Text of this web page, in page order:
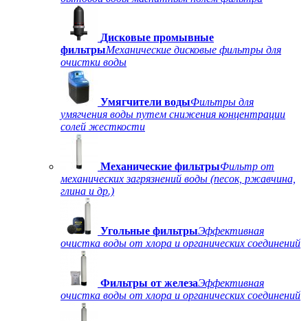
Дисковые промывные
фильтрыМеханические дисковые фильтры для
очистки воды
Умягчители водыФильтры для
умягчения воды путем снижения концентрации
солей жесткости
Механические фильтрыФильтр от
механических загрязнений воды (песок, ржавчина,
глина и др.)
Угольные фильтрыЭффективная
очистка воды от хлора и органических соединений
Фильтры от железаЭффективная
очистка воды от хлора и органических соединений